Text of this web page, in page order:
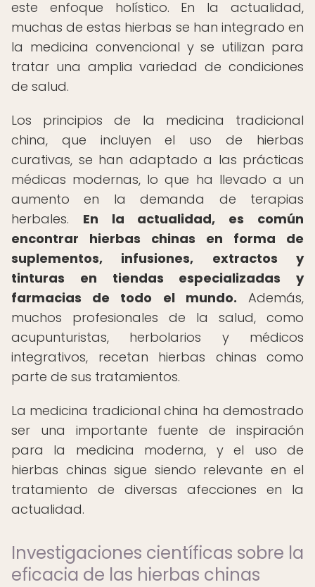
este enfoque holístico. En la actualidad,
muchas de estas hierbas se han integrado en
la medicina convencional y se utilizan para
tratar una amplia variedad de condiciones
de salud.
Los principios de la medicina tradicional
china, que incluyen el uso de hierbas
curativas, se han adaptado a las prácticas
médicas modernas, lo que ha llevado a un
aumento en la demanda de terapias
herbales. En la actualidad, es común
encontrar hierbas chinas en forma de
suplementos, infusiones, extractos y
tinturas en tiendas especializadas y
farmacias de todo el mundo. Además,
muchos profesionales de la salud, como
acupunturistas, herbolarios y médicos
integrativos, recetan hierbas chinas como
parte de sus tratamientos.
La medicina tradicional china ha demostrado
ser una importante fuente de inspiración
para la medicina moderna, y el uso de
hierbas chinas sigue siendo relevante en el
tratamiento de diversas afecciones en la
actualidad.
Investigaciones científicas sobre la
eficacia de las hierbas chinas